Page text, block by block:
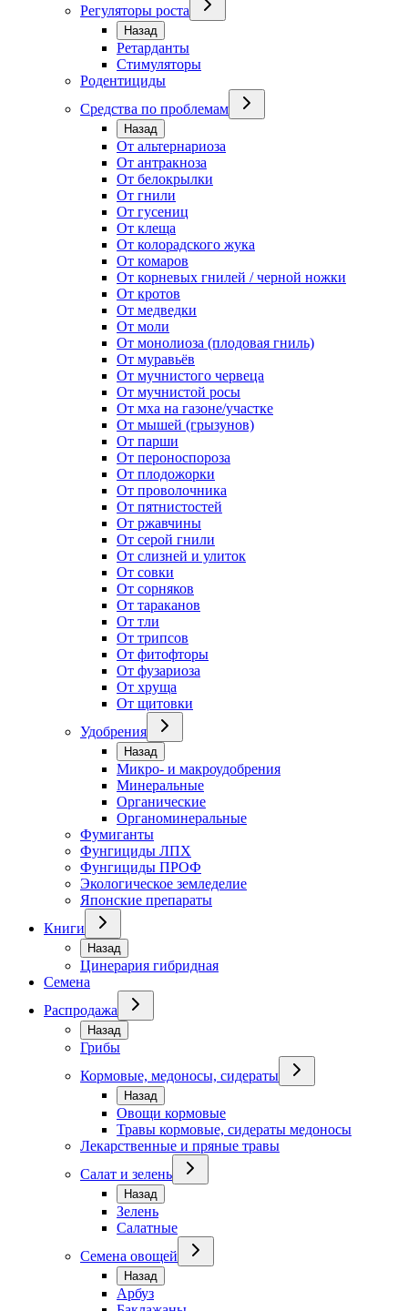
Регуляторы роста
Назад
Ретарданты
Стимуляторы
Родентициды
Средства по проблемам
Назад
От альтернариоза
От антракноза
От белокрылки
От гнили
От гусениц
От клеща
От колорадского жука
От комаров
От корневых гнилей / черной ножки
От кротов
От медведки
От моли
От монолиоза (плодовая гниль)
От муравьёв
От мучнистого червеца
От мучнистой росы
От мха на газоне/участке
От мышей (грызунов)
От парши
От пероноспороза
От плодожорки
От проволочника
От пятнистостей
От ржавчины
От серой гнили
От слизней и улиток
От совки
От сорняков
От тараканов
От тли
От трипсов
От фитофторы
От фузариоза
От хруща
От щитовки
Удобрения
Назад
Микро- и макроудобрения
Минеральные
Органические
Органоминеральные
Фумиганты
Фунгициды ЛПХ
Фунгициды ПРОФ
Экологическое земледелие
Японские препараты
Книги
Назад
Цинерария гибридная
Семена
Распродажа
Назад
Грибы
Кормовые, медоносы, сидераты
Назад
Овощи кормовые
Травы кормовые, сидераты медоносы
Лекарственные и пряные травы
Салат и зелень
Назад
Зелень
Салатные
Семена овощей
Назад
Арбуз